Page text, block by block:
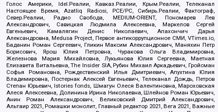
Голос Америки, Idel.Реалии, Кавказ.Реалии, Крым.Реалии, Телеканал
Настоящее Время, Azatliq Radiosi, PCE/PC, Сибирь.Реалии, Фактограф,
Север.Реалии, Радио Свобода, MEDIUM-ORIENT, Пономарев Лев
Александрович, Савицкая Людмила Алексеевна, Маркелов Сергей
Евгеньевич, Камалягин Денис Николаевич, Апахончич Дарья
Александровна, Medusa Project, Первое антикоррупционное СМИ, VTimes.io,
Баданин Роман Сергеевич, Гликин Максим Александрович, Маняхин Петр
Борисович, Ярош Юлия Петровна, Чуракова Ольга Владимировна,
Железнова Мария Михайловна, Лукьянова Юлия Сергеевна, Маетная
Елизавета Витальевна, The Insider SIA, Рубин Михаил Аркадьевич, Гройсман
Софья Романовна, Рождественский Илья Дмитриевич, Апухтина Юлия
Владимировна, Постернак Алексей Евгеньевич, Телеканал Дождь, Петров
Степан Юрьевич, Istories fonds, Шмагун Олеся Валентиновна, Мароховская
Алеся Алексеевна, Долинина Ирина Николаевна, Шлейнов Роман Юрьевич,
Анин Роман Александрович, Великовский Дмитрий Александрович,
Альтаир 2021, Ромашки монолит, Главный редактор 2021, Вега 2021, Важные